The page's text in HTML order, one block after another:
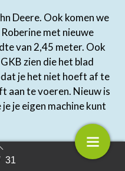
31
Deere. Ook komen we
met nieuwe
van 2,45 meter. Ook
zien die het blad
je het niet hoeft af te
aan te voeren. Nieuw is
je eigen machine kunt
van